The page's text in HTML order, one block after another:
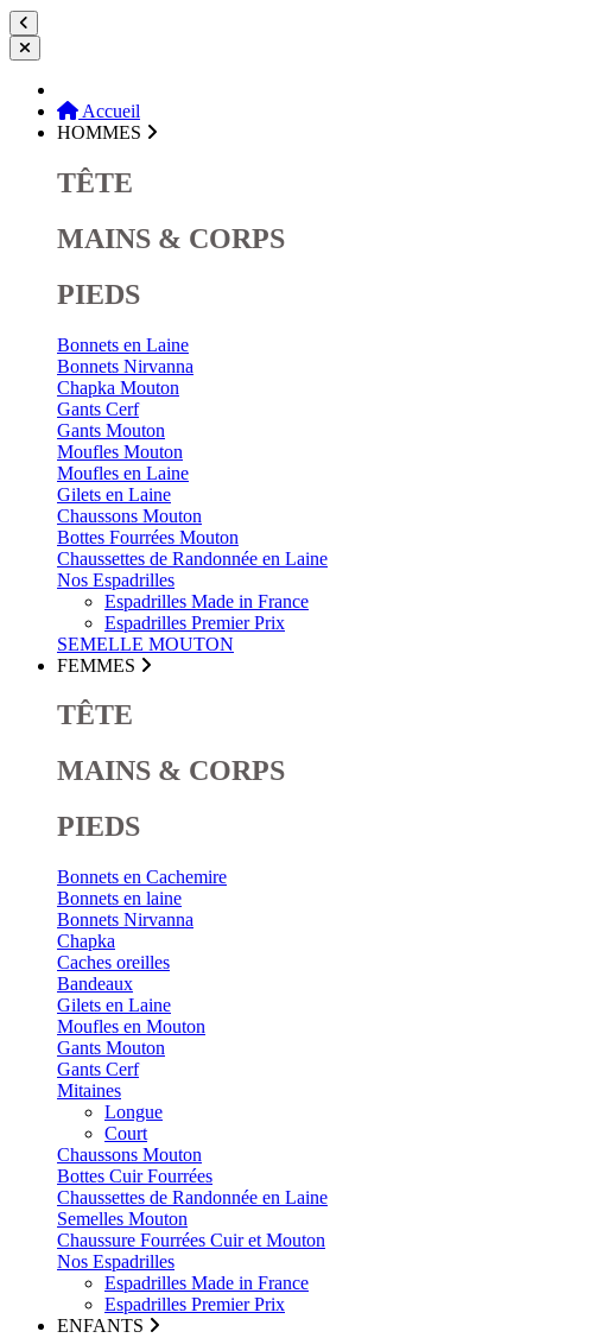
Accueil
HOMMES
TÊTE
MAINS & CORPS
PIEDS
Bonnets en Laine
Bonnets Nirvanna
Chapka Mouton
Gants Cerf
Gants Mouton
Moufles Mouton
Moufles en Laine
Gilets en Laine
Chaussons Mouton
Bottes Fourrées Mouton
Chaussettes de Randonnée en Laine
Nos Espadrilles
Espadrilles Made in France
Espadrilles Premier Prix
SEMELLE MOUTON
FEMMES
TÊTE
MAINS & CORPS
PIEDS
Bonnets en Cachemire
Bonnets en laine
Bonnets Nirvanna
Chapka
Caches oreilles
Bandeaux
Gilets en Laine
Moufles en Mouton
Gants Mouton
Gants Cerf
Mitaines
Longue
Court
Chaussons Mouton
Bottes Cuir Fourrées
Chaussettes de Randonnée en Laine
Semelles Mouton
Chaussure Fourrées Cuir et Mouton
Nos Espadrilles
Espadrilles Made in France
Espadrilles Premier Prix
ENFANTS